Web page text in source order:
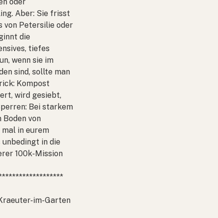
Aber: Sie frisst
von Petersilie oder
die
tiefes
wenn sie im
sind, sollte man
Kompost
wird gesiebt,
Bei starkem
von
in eurem
in die
100k-Mission
im-Garten